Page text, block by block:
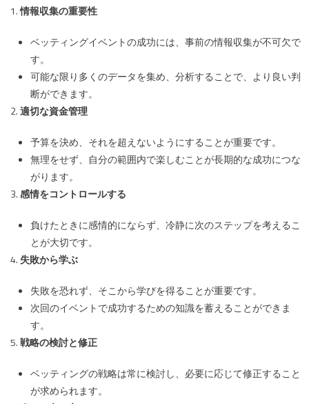
の
訓
情報収集の重要性
ベッティングイベントの成功には、事前の情報収集が不可欠で
す。
可能な限り多くのデータを集め、分析することで、より良い判
断ができます。
適切な資金管理
予算を決め、それを超えないようにすることが重要です。
無理をせず、自分の範囲内で楽しむことが長期的な成功につな
がります。
感情をコントロールする
負けたときに感情的にならず、冷静に次のステップを考えるこ
とが大切です。
失敗から学ぶ
失敗を恐れず、そこから学びを得ることが重要です。
次回のイベントで成功するための知識を蓄えることができま
す。
戦略の検討と修正
ベッティングの戦略は常に検討し、必要に応じて修正すること
が求められます。